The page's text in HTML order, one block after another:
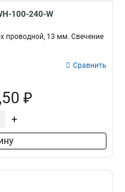
100-240-W
проводной, 13 мм. Свечение
Сравнить
₽
+